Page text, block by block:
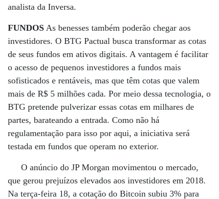
analista da Inversa.
FUNDOS As benesses também poderão chegar aos
investidores. O BTG Pactual busca transformar as cotas
de seus fundos em ativos digitais. A vantagem é facilitar
o acesso de pequenos investidores a fundos mais
sofisticados e rentáveis, mas que têm cotas que valem
mais de R$ 5 milhões cada. Por meio dessa tecnologia, o
BTG pretende pulverizar essas cotas em milhares de
partes, barateando a entrada. Como não há
regulamentação para isso por aqui, a iniciativa será
testada em fundos que operam no exterior.
O anúncio do JP Morgan movimentou o mercado,
que gerou prejuízos elevados aos investidores em 2018.
Na terça-feira 18, a cotação do Bitcoin subiu 3% para